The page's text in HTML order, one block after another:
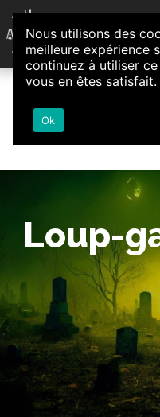
Aller au contenu
Association
Loire-Authion
Loup-
Nous utilisons des
meilleure expérience
continuez à utiliser
vous en êtes satisfait.
Ok